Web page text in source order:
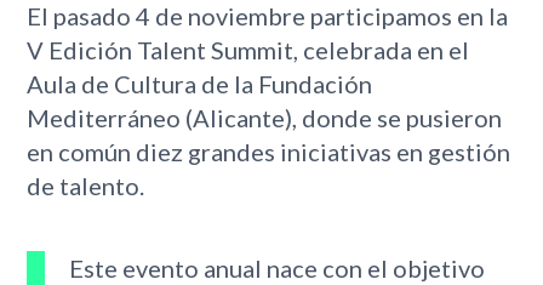
El pasado 4 de noviembre participamos en la
V Edición Talent Summit, celebrada en el
Aula de Cultura de la Fundación
Mediterráneo (Alicante), donde se pusieron
en común diez grandes iniciativas en gestión
de talento.
Este evento anual nace con el objetivo